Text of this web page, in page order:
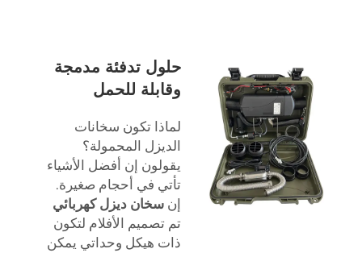
حلول تدفئة مدمجة
وقابلة للحمل
لماذا تكون سخانات
الديزل المحمولة؟
يقولون إن أفضل الأشياء
تأتي في أحجام صغيرة.
إن سخان ديزل كهربائي
تم تصميم الأفلام لتكون
ذات هيكل وحداتي يمكن